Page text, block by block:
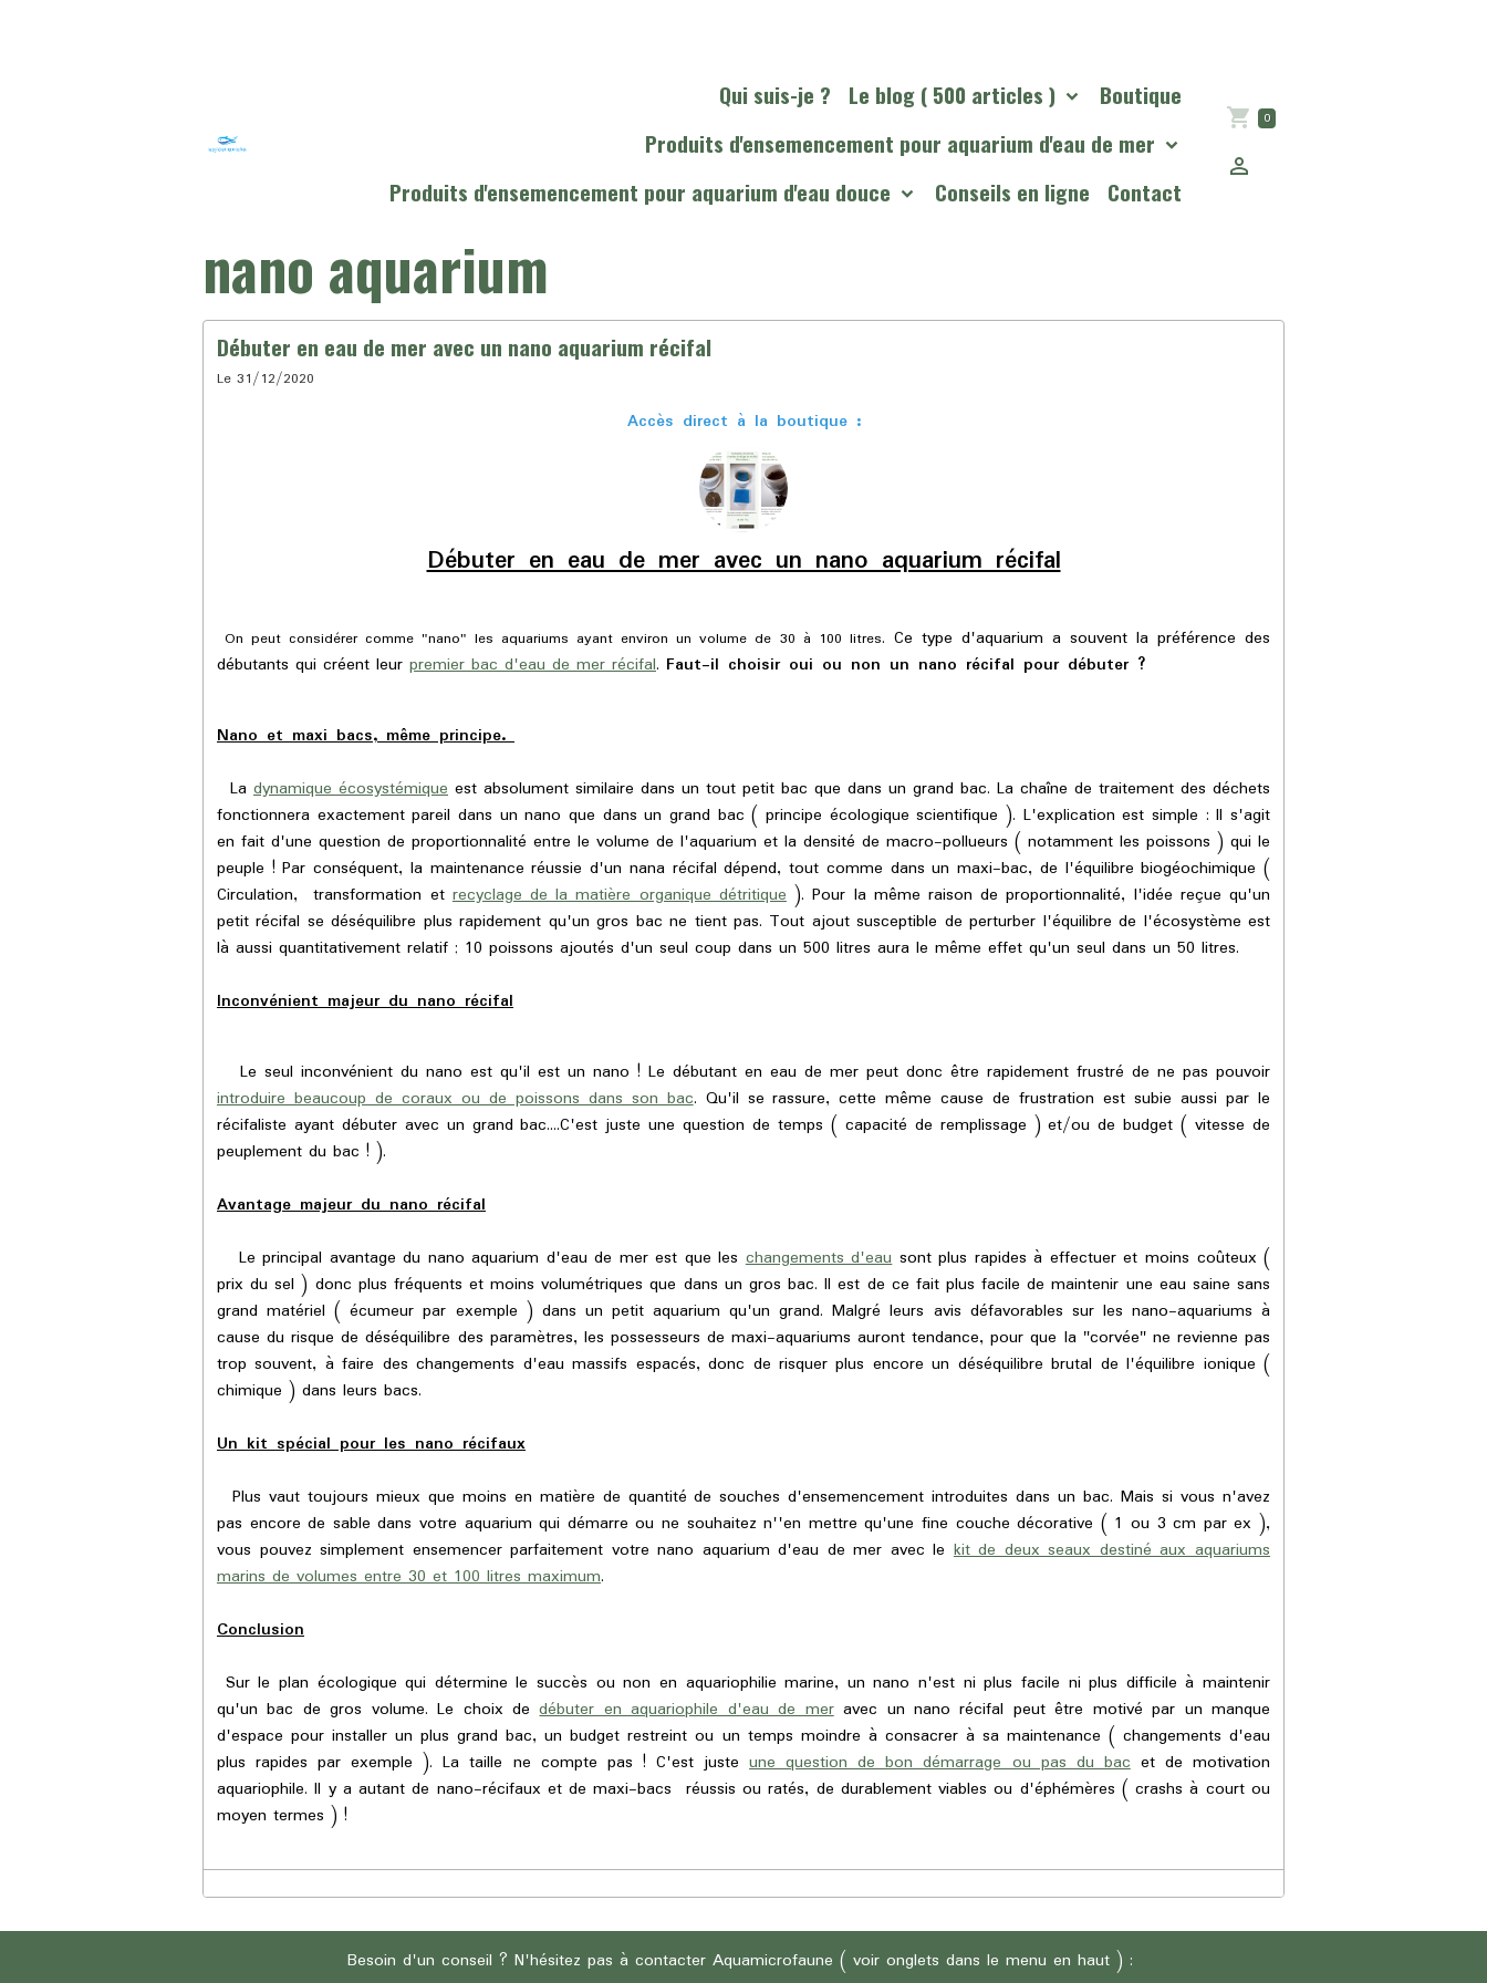
Qui suis-je ? Le blog ( 500 articles )
Boutique
Produits d'ensemencement pour aquarium d'eau de mer
Produits d'ensemencement pour aquarium d'eau douce
Conseils en ligne Contact
0
nano aquarium
Débuter en eau de mer avec un nano aquarium récifal
Le 31/12/2020
Accès direct à la boutique :
Débuter en eau de mer avec un nano aquarium récifal
On peut considérer comme "nano" les aquariums ayant environ un volume de 30 à 100 litres. Ce type d'aquarium a souvent la préférence des
débutants qui créent leur premier bac d'eau de mer récifal. Faut-il choisir oui ou non un nano récifal pour débuter ?
Nano et maxi bacs, même principe.
La dynamique écosystémique est absolument similaire dans un tout petit bac que dans un grand bac. La chaîne de traitement des déchets
fonctionnera exactement pareil dans un nano que dans un grand bac ( principe écologique scientifique ). L'explication est simple : Il s'agit
en fait d'une question de proportionnalité entre le volume de l'aquarium et la densité de macro-pollueurs ( notamment les poissons ) qui le
peuple ! Par conséquent, la maintenance réussie d'un nana récifal dépend, tout comme dans un maxi-bac, de l'équilibre biogéochimique (
Circulation, transformation etrecyclage de la matière organique détritique). Pour la même raison de proportionnalité, l'idée reçue qu'un
petit récifal se déséquilibre plus rapidement qu'un gros bac ne tient pas. Tout ajout susceptible de perturber l'équilibre de l'écosystème est
là aussi quantitativement relatif ; 10 poissons ajoutés d'un seul coup dans un 500 litres aura le même effet qu'un seul dans un 50 litres.
Inconvénient majeur du nano récifal
Le seul inconvénient du nano est qu'il est un nano ! Le débutant en eau de mer peut donc être rapidement frustré de ne pas pouvoir
introduire beaucoup de coraux ou de poissons dans son bac. Qu'il se rassure, cette même cause de frustration est subie aussi par le
récifaliste ayant débuter avec un grand bac....C'est juste une question de temps ( capacité de remplissage ) et/ou de budget ( vitesse de
peuplement du bac ! ).
Avantage majeur du nano récifal
Le principal avantage du nano aquarium d'eau de mer est que leschangements d'eausont plus rapides à effectuer et moins coûteux (
prix du sel ) donc plus fréquents et moins volumétriques que dans un gros bac. Il est de ce fait plus facile de maintenir une eau saine sans
grand matériel ( écumeur par exemple ) dans un petit aquarium qu'un grand. Malgré leurs avis défavorables sur les nano-aquariums à
cause du risque de déséquilibre des paramètres, les possesseurs de maxi-aquariums auront tendance, pour que la "corvée" ne revienne pas
trop souvent, à faire des changements d'eau massifs espacés, donc de risquer plus encore un déséquilibre brutal de l'équilibre ionique (
chimique ) dans leurs bacs.
Un kit spécial pour les nano récifaux
Plus vaut toujours mieux que moins en matière de quantité de souches d'ensemencement introduites dans un bac. Mais si vous n'avez
pas encore de sable dans votre aquarium qui démarre ou ne souhaitez n''en mettre qu'une fine couche décorative ( 1 ou 3 cm par ex ),
vous pouvez simplement ensemencer parfaitement votre nano aquarium d'eau de mer avec lekit de deux seaux destiné aux aquariums
marins de volumes entre 30 et 100 litres maximum.
Conclusion
Sur le plan écologique qui détermine le succès ou non en aquariophilie marine, un nano n'est ni plus facile ni plus difficile à maintenir
qu'un bac de gros volume. Le choix dedébuter en aquariophile d'eau de meravec un nano récifal peut être motivé par un manque
d'espace pour installer un plus grand bac, un budget restreint ou un temps moindre à consacrer à sa maintenance ( changements d'eau
plus rapides par exemple ). La taille ne compte pas ! C'est justeune question de bon démarrage ou pas du bacet de motivation
aquariophile. Il y a autant de nano-récifaux et de maxi-bacs réussis ou ratés, de durablement viables ou d'éphémères ( crashs à court ou
moyen termes ) !
Besoin d'un conseil ? N'hésitez pas à contacter Aquamicrofaune ( voir onglets dans le menu en haut ) :